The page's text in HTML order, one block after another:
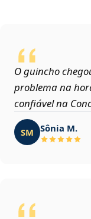
O guincho
problema na
confiável na
SM Sônia M.